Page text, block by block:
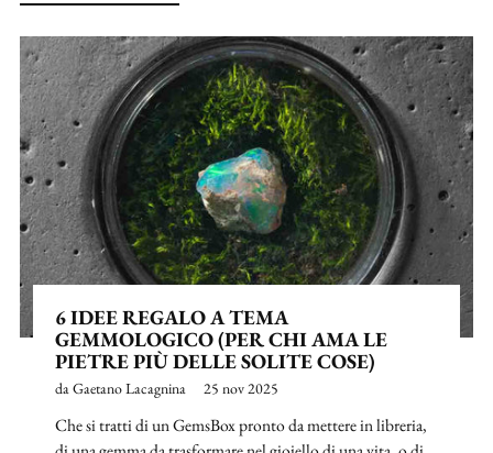
6 IDEE REGALO A TEMA
GEMMOLOGICO (PER CHI AMA LE
PIETRE PIÙ DELLE SOLITE COSE)
da Gaetano Lacagnina 25 nov 2025
Che si tratti di un GemsBox pronto da mettere in libreria,